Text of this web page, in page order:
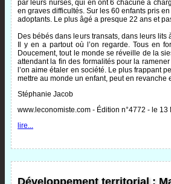
par leurs nurses, qui en ont 6 chacune à
en graves difficultés. Sur les 60 enfants pris
adoptants. Le plus âgé a presque 22 ans et
Des bébés dans leurs transats, dans leurs
Il y en a partout où l’on regarde. Tous en
Doucement, tout le monde se réveille de la
attendant la fin des formalités pour la
l’on aime étaler en société. Le plus frappant
mettre au monde un enfant, peut en revanche
Stéphanie Jacob
www.leconomiste.com - Édition n°4772 - le 13
lire...
Développement territorial :